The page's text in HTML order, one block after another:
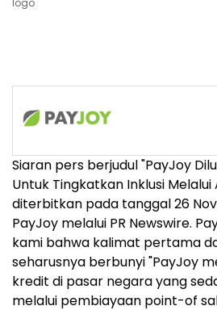
logo
Siaran pers berjudul "PayJoy
Untuk Tingkatkan Inklusi Melalui
diterbitkan pada tanggal 26
PayJoy melalui PR Newswire.
kami bahwa kalimat pertama
seharusnya berbunyi "PayJoy
kredit di pasar negara yang
melalui pembiayaan point-of